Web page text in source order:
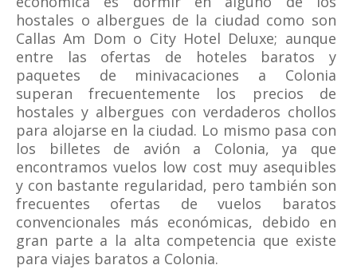
hostales o albergues de la ciudad como son
Callas Am Dom o City Hotel Deluxe; aunque
entre las ofertas de hoteles baratos y
paquetes de minivacaciones a Colonia
superan frecuentemente los precios de
hostales y albergues con verdaderos chollos
para alojarse en la ciudad. Lo mismo pasa con
los billetes de avión a Colonia, ya que
encontramos vuelos low cost muy asequibles
y con bastante regularidad, pero también son
frecuentes ofertas de vuelos baratos
convencionales más económicas, debido en
gran parte a la alta competencia que existe
para viajes baratos a Colonia.